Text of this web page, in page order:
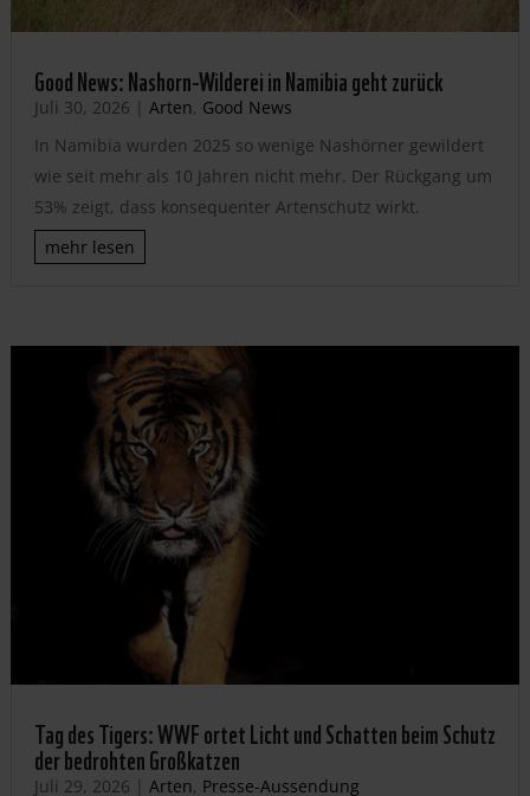
Good News: Nashorn-Wilderei in Namibia geht zurück
Juli 30, 2026 | Arten, Good News
In Namibia wurden 2025 so wenige Nashörner gewildert
wie seit mehr als 10 Jahren nicht mehr. Der Rückgang um
53% zeigt, dass konsequenter Artenschutz wirkt.
mehr lesen
Tag des Tigers: WWF ortet Licht und Schatten beim Schutz
der bedrohten Großkatzen
Juli 29, 2026 | Arten, Presse-Aussendung